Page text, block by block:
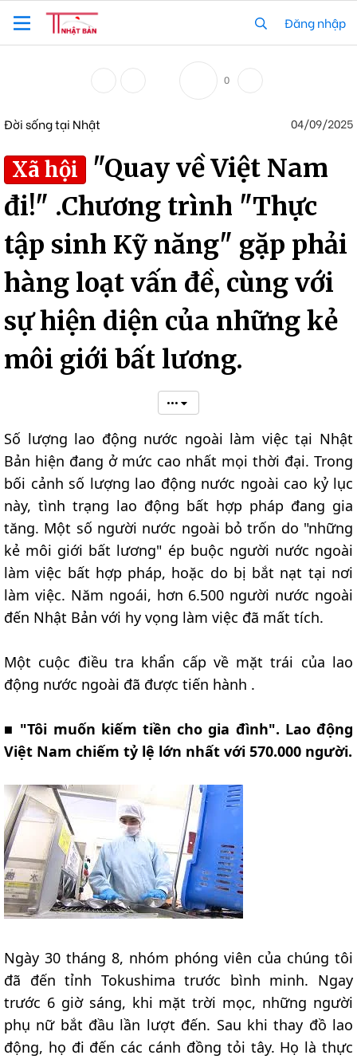
Đăng nhập
0
Đời sống tại Nhật 04/09/2025
Xã hội
"Quay về Việt Nam
đi!" .Chương trình "Thực
tập sinh Kỹ năng" gặp phải
hàng loạt vấn đề, cùng với
sự hiện diện của những kẻ
môi giới bất lương.
•••
Số lượng lao động nước ngoài làm việc tại Nhật
Bản hiện đang ở mức cao nhất mọi thời đại. Trong
bối cảnh số lượng lao động nước ngoài cao kỷ lục
này, tình trạng lao động bất hợp pháp đang gia
tăng. Một số người nước ngoài bỏ trốn do "những
kẻ môi giới bất lương" ép buộc người nước ngoài
làm việc bất hợp pháp, hoặc do bị bắt nạt tại nơi
làm việc. Năm ngoái, hơn 6.500 người nước ngoài
đến Nhật Bản với hy vọng làm việc đã mất tích.
Một cuộc điều tra khẩn cấp về mặt trái của lao
động nước ngoài đã được tiến hành .
■ "Tôi muốn kiếm tiền cho gia đình". Lao động
Việt Nam chiếm tỷ lệ lớn nhất với 570.000 người.
Ngày 30 tháng 8, nhóm phóng viên của chúng tôi
đã đến tỉnh Tokushima trước bình minh. Ngay
trước 6 giờ sáng, khi mặt trời mọc, những người
phụ nữ bắt đầu lần lượt đến. Sau khi thay đồ lao
động, họ đi đến các cánh đồng tỏi tây. Họ là thực